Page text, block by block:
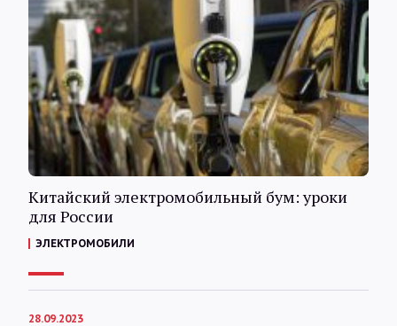
Китайский электромобильный бум: уроки
для России
ЭЛЕКТРОМОБИЛИ
28.09.2023